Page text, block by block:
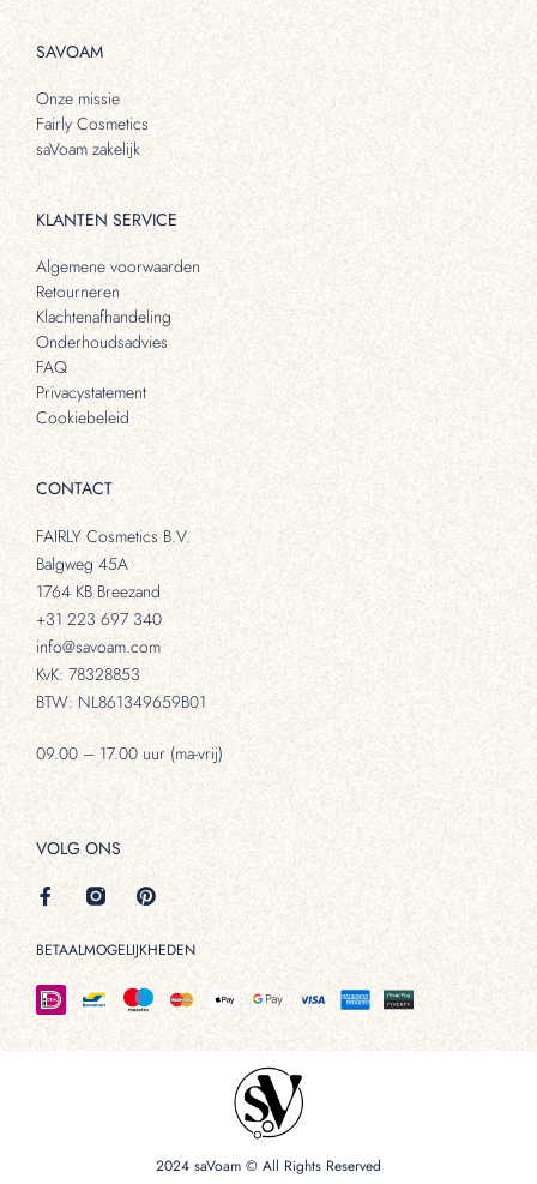
SAVOAM
Onze missie
Fairly Cosmetics
saVoam zakelijk
KLANTEN SERVICE
Algemene voorwaarden
Retourneren
Klachtenafhandeling
Onderhoudsadvies
FAQ
Privacystatement
Cookiebeleid
CONTACT
FAIRLY Cosmetics B.V.
Balgweg 45A
1764 KB Breezand
+31 223 697 340
info@savoam.com
KvK: 78328853
BTW: NL861349659B01
09.00 – 17.00 uur (ma-vrij)
VOLG ONS
BETAALMOGELIJKHEDEN
2024 saVoam © All Rights Reserved